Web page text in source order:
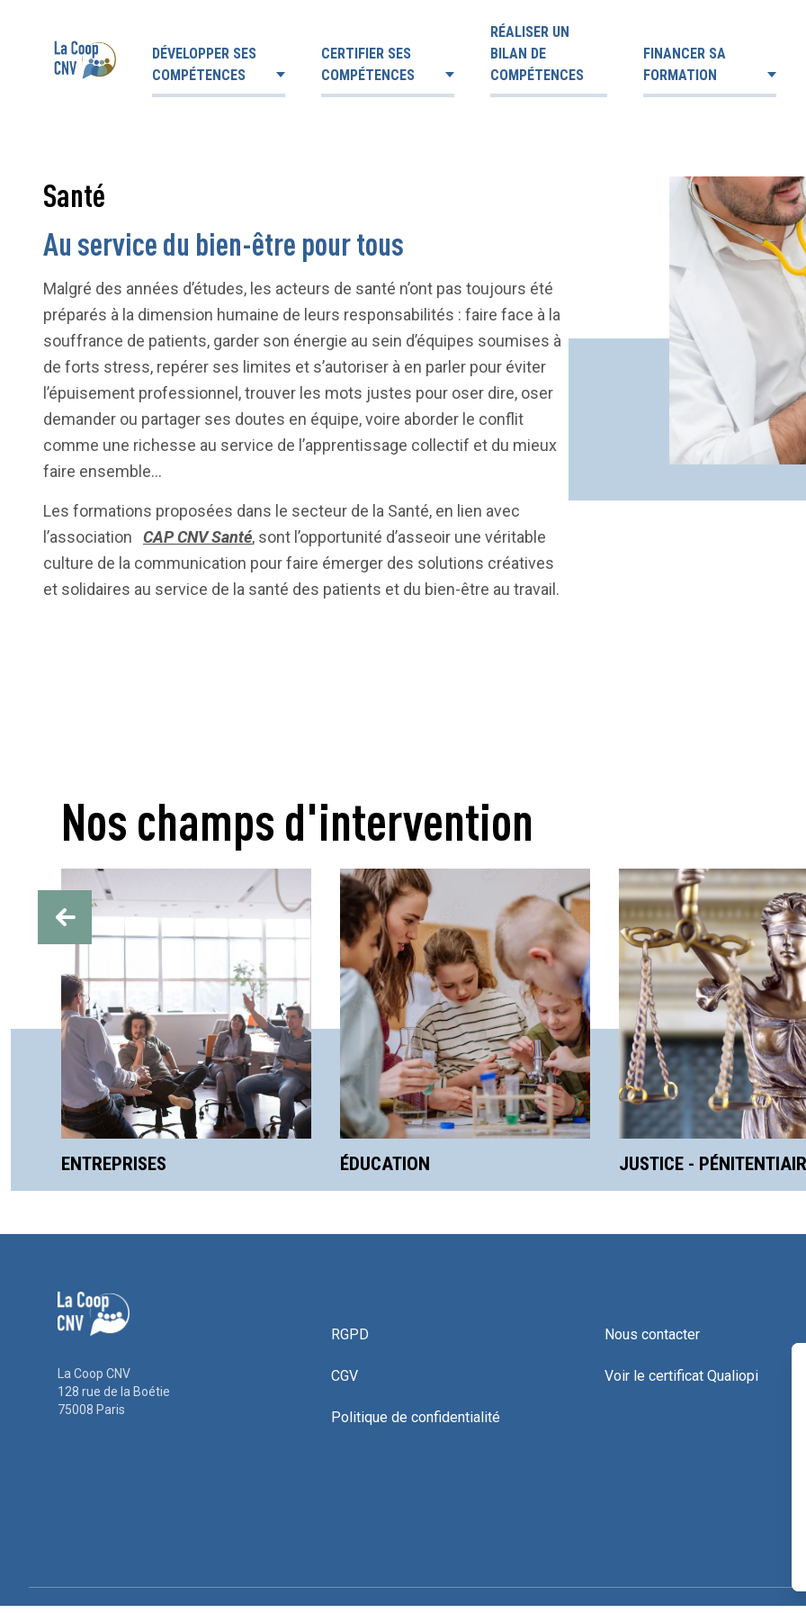
DÉVELOPPER SES
COMPÉTENCES
CERTIFIER SES
COMPÉTENCES
RÉALISER UN
BILAN DE
COMPÉTENCES
FINANCER SA
FORMATION
Santé
Au service du bien-être pour tous
Malgré des années d’études, les acteurs de santé n’ont pas toujours été
préparés à la dimension humaine de leurs responsabilités : faire face à la
souffrance de patients, garder son énergie au sein d’équipes soumises à
de forts stress, repérer ses limites et s’autoriser à en parler pour éviter
l’épuisement professionnel, trouver les mots justes pour oser dire, oser
demander ou partager ses doutes en équipe, voire aborder le conflit
comme une richesse au service de l’apprentissage collectif et du mieux
faire ensemble…
Les formations proposées dans le secteur de la Santé, en lien avec
l’association CAP CNV Santé, sont l’opportunité d’asseoir une véritable
culture de la communication pour faire émerger des solutions créatives
et solidaires au service de la santé des patients et du bien-être au travail.
Nos champs d'intervention
ENTREPRISES ÉDUCATION JUSTICE - PÉNITENTIAIRE
La Coop CNV
128 rue de la Boétie
75008 Paris
RGPD
CGV
Politique de confidentialité
Nous contacter
Voir le certificat Qualiopi